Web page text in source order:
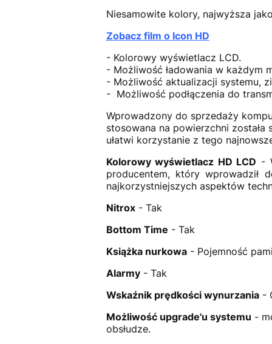
Niesamowite kolory, najwyższa
Zobacz film o Icon HD
- Kolorowy wyświetlacz LCD.
- Możliwość ładowania w każdym
- Możliwość aktualizacji systemu,
- Możliwość podłączenia do
Wprowadzony do sprzedaży
stosowana na powierzchni
ułatwi korzystanie z tego
Kolorowy wyświetlacz HD LCD -
producentem, który wprowadził
najkorzystniejszych aspektów
Nitrox- Tak
Bottom Time - Tak
Książka nurkowa- Pojemność
Alarmy- Tak
Wskaźnik prędkości wynurzania-
Możliwość upgrade'u systemu -
obsłudze.